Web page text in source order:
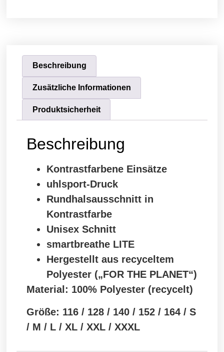
Beschreibung
Zusätzliche Informationen
Produktsicherheit
Beschreibung
Kontrastfarbene Einsätze
uhlsport-Druck
Rundhalsausschnitt in
Kontrastfarbe
Unisex Schnitt
smartbreathe LITE
Hergestellt aus recyceltem
Polyester („FOR THE PLANET“)
Material: 100% Polyester (recycelt)
Größe: 116 / 128 / 140 / 152 / 164 / S
/ M / L / XL / XXL / XXXL